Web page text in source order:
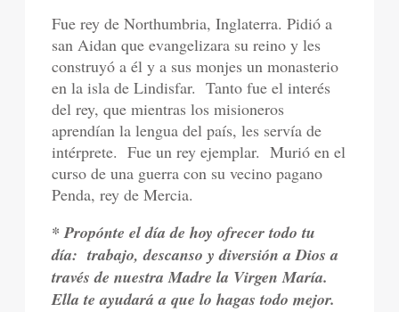
Fue rey de Northumbria, Inglaterra. Pidió a
san Aidan que evangelizara su reino y les
construyó a él y a sus monjes un monasterio
en la isla de Lindisfar. Tanto fue el interés
del rey, que mientras los misioneros
aprendían la lengua del país, les servía de
intérprete. Fue un rey ejemplar. Murió en el
curso de una guerra con su vecino pagano
Penda, rey de Mercia.
* Propónte el día de hoy ofrecer todo tu
día: trabajo, descanso y diversión a Dios a
través de nuestra Madre la Virgen María.
Ella te ayudará a que lo hagas todo mejor.